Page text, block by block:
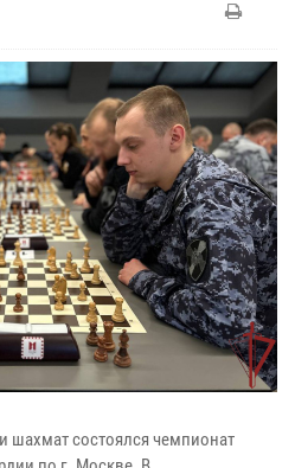
шахмат состоялся чемпионат